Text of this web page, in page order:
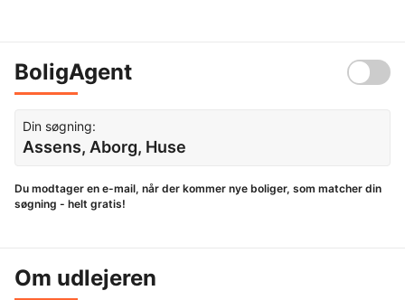
BoligAgent
Din søgning:
Assens, Aborg, Huse
Du modtager en e-mail, når der kommer nye boliger, som matcher din
søgning - helt gratis!
Om udlejeren